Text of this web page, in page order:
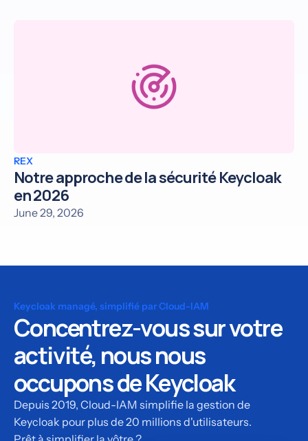
REX
Notre approche de la sécurité Keycloak
en 2026
June 29, 2026
Keycloak managé, simplifié par Cloud-IAM
Concentrez-vous sur votre
activité, nous nous
occupons de Keycloak
Depuis 2019, Cloud-IAM simplifie la gestion de
Keycloak pour plus de 20 millions d'utilisateurs.